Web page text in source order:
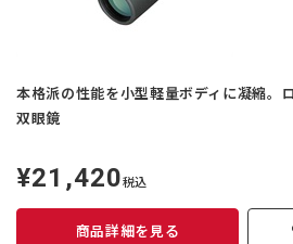
本格派の性能を小型軽量ボディに凝縮。
双眼鏡
定
価
¥21,420税込
商品詳細を見る